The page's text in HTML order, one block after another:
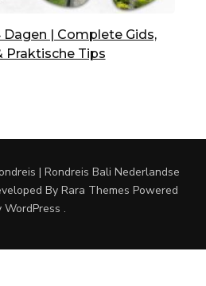
Dagen | Complete Gids,
Praktische Tips
| Rondreis Bali Nederlandse
By Rara Themes Powered
WordPress .